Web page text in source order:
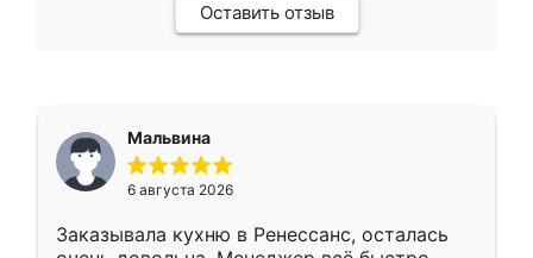
Оставить отзыв
Мальвина
6 августа 2026
Заказывала кухню в Ренессанс, осталась